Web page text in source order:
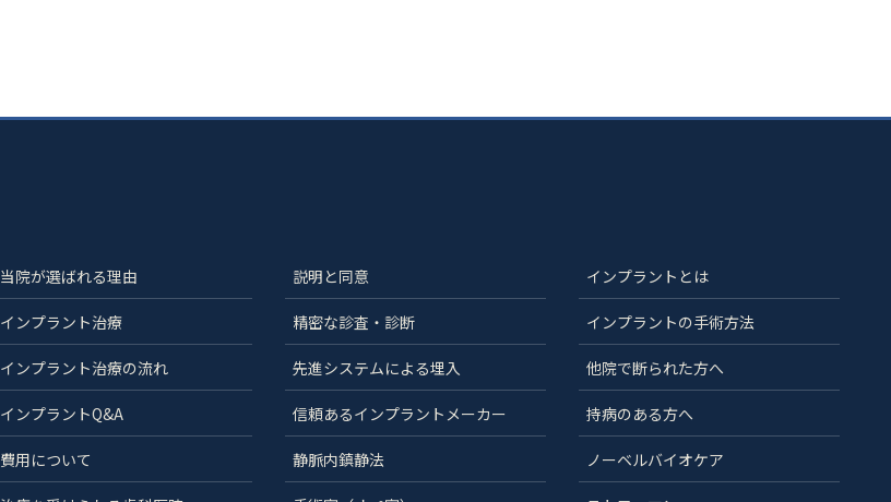
当院が選ばれる理由
インプラント治療
インプラント治療の流れ
インプラントQ&A
費用について
説明と同意
精密な診査・診断
先進システムによる埋入
信頼あるインプラントメーカー
静脈内鎮静法
インプラントとは
インプラントの手術方法
他院で断られた方へ
持病のある方へ
ノーベルバイオケア